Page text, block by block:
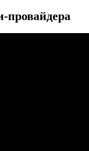
провайдера